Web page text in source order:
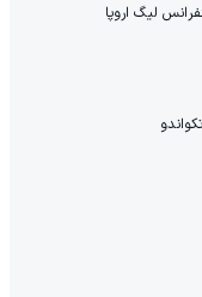
لیگ اروپا